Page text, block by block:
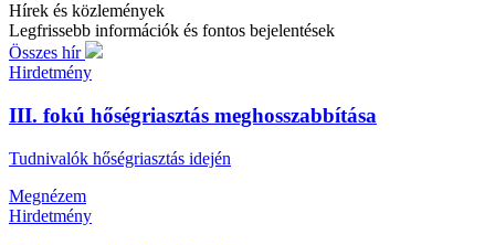
Hírek és közlemények
Legfrissebb információk és fontos bejelentések
Összes hír
Hirdetmény
III. fokú hőségriasztás meghosszabbítása
Tudnivalók hőségriasztás idején
Megnézem
Hirdetmény